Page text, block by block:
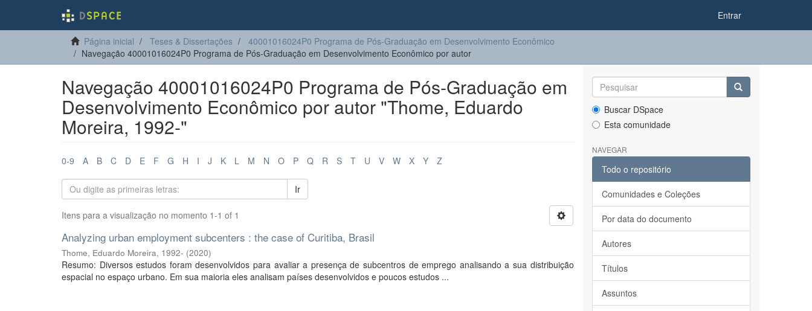
Entrar
Página inicial Teses & Dissertações
40001016024P0 Programa de Pós-Graduação em Desenvolvimento Econômico
Navegação 40001016024P0 Programa de Pós-Graduação em Desenvolvimento Econômico por autor
Navegação 40001016024P0 Programa de Pós-Graduação em
Desenvolvimento Econômico por autor "Thome, Eduardo
Moreira, 1992-"
0-9 A B C D E F G H I J K L M N O P Q R S T U V W X Y Z
Ir
Itens para a visualização no momento 1-1 of 1
Analyzing urban employment subcenters : the case of Curitiba, Brasil
Thome, Eduardo Moreira, 1992- (2020)
Resumo: Diversos estudos foram desenvolvidos para avaliar a presença de subcentros de emprego analisando a sua distribuição
espacial no espaço urbano. Em sua maioria eles analisam países desenvolvidos e poucos estudos ...
Buscar DSpace
Esta comunidade
NAVEGAR
Todo o repositório
Comunidades e Coleções
Por data do documento
Autores
Títulos
Assuntos